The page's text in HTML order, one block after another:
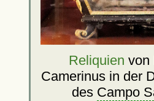
Reliquien von
Camerinus in der
des Campo